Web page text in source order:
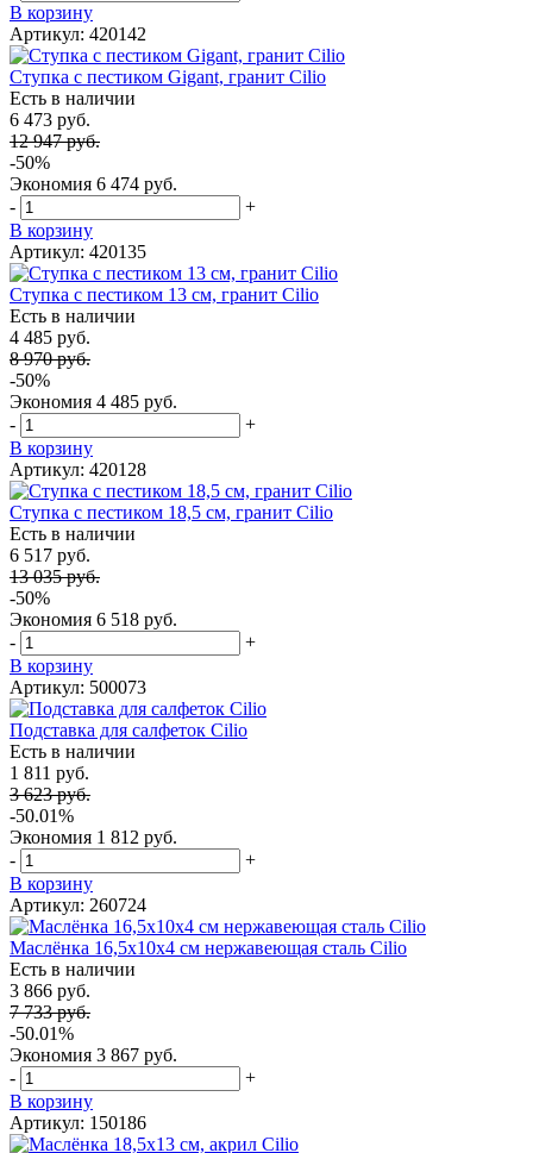
В корзину
Артикул: 420142
Ступка с пестиком Gigant, гранит Cilio
Есть в наличии
6 473 руб.
12 947 руб.
-50%
Экономия 6 474 руб.
-
+
В корзину
Артикул: 420135
Ступка с пестиком 13 см, гранит Cilio
Есть в наличии
4 485 руб.
8 970 руб.
-50%
Экономия 4 485 руб.
-
+
В корзину
Артикул: 420128
Ступка с пестиком 18,5 см, гранит Cilio
Есть в наличии
6 517 руб.
13 035 руб.
-50%
Экономия 6 518 руб.
-
+
В корзину
Артикул: 500073
Подставка для салфеток Cilio
Есть в наличии
1 811 руб.
3 623 руб.
-50.01%
Экономия 1 812 руб.
-
+
В корзину
Артикул: 260724
Маслёнка 16,5х10х4 см нержавеющая сталь Cilio
Есть в наличии
3 866 руб.
7 733 руб.
-50.01%
Экономия 3 867 руб.
-
+
В корзину
Артикул: 150186